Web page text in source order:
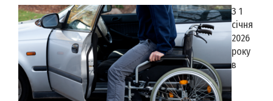
З 1
січня
2026
року
в